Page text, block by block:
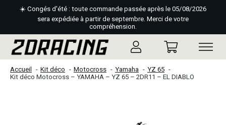
☀️ Congés d'été : toute commande passée après le 05/08/2026
sera expédiée à partir de septembre. Merci de votre
compréhension.
Accueil Kit déco Motocross Yamaha
YZ 65
Kit déco Motocross – YAMAHA – YZ 65 – 2DR11 – EL DIABLO